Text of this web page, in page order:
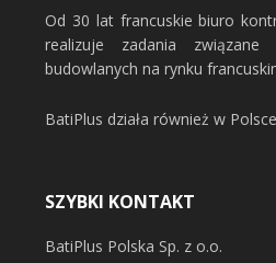
Od 30 lat francuskie biuro
realizuje zadania związane
budowlanych na rynku
BatiPlus działa również w
SZYBKI KONTAKT
BatiPlus Polska Sp. z o.o.